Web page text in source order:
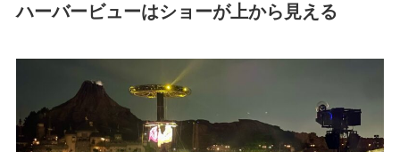
ハーバービューはショーが上から見える